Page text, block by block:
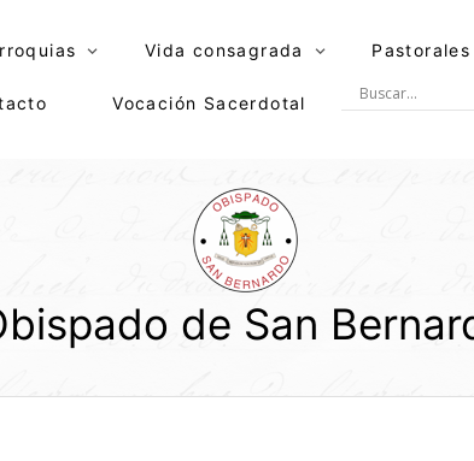
Vida consagrada Pastorales
Vocación Sacerdotal
de San